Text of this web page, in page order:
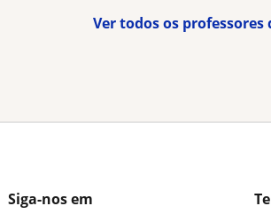
Ver todos os
Siga-nos em